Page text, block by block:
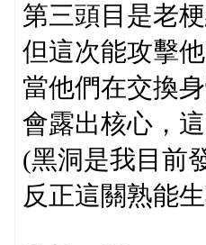
第三頭目是老
但這次能攻擊
當他們在交換
會露出核心，
(黑洞是我目前
反正這關熟能